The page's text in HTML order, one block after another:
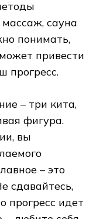
массаж, сауна
понимать,
привести
прогресс.
– три кита,
фигура.
вы
– это
сдавайтесь,
прогресс идет